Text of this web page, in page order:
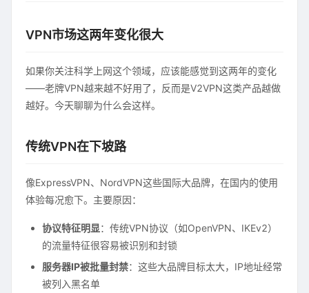
VPN市场这两年变化很大
如果你关注科学上网这个领域，应该能感觉到这两年的变化
——老牌VPN越来越不好用了，反而是V2VPN这类产品越做
越好。今天聊聊为什么会这样。
传统VPN在下坡路
像ExpressVPN、NordVPN这些国际大品牌，在国内的使用
体验每况愈下。主要原因：
协议特征明显：传统VPN协议（如OpenVPN、IKEv2）
的流量特征很容易被识别和封锁
服务器IP被批量封禁：这些大品牌目标太大，IP地址经常
被列入黑名单